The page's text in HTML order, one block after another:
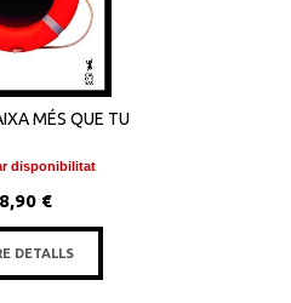
MÉS QUE TU
disponibilitat
€
DETALLS